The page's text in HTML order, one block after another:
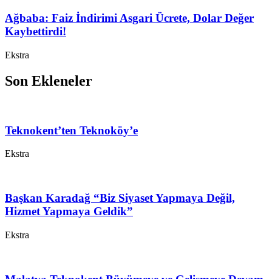
Ağbaba: Faiz İndirimi Asgari Ücrete, Dolar Değer
Kaybettirdi!
Ekstra
Son Ekleneler
Teknokent’ten Teknoköy’e
Ekstra
Başkan Karadağ “Biz Siyaset Yapmaya Değil,
Hizmet Yapmaya Geldik”
Ekstra